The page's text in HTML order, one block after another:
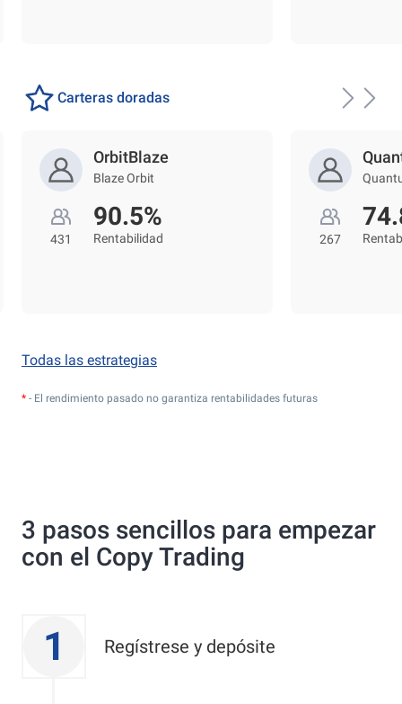
Carteras doradas
OrbitBlaze
Blaze Orbit
431
90.5%
Rentabilidad 267
Todas las estrategias
* - El rendimiento pasado no garantiza rentabilidades futuras
3 pasos sencillos para empezar
con el Copy Trading
1 Regístrese y depósite